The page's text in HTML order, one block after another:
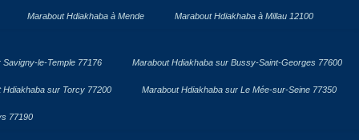
Marabout Hdiakhaba à Mende Marabout Hdiakhaba à Millau 12100
le-Temple 77176 Marabout Hdiakhaba sur Bussy-Saint-Georges 77600
Hdiakhaba sur Torcy 77200 Marabout Hdiakhaba sur Le Mée-sur-Seine 77350
77190